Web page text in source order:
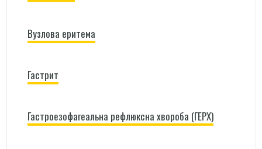
Вузлова еритема
Гастрит
Гастроезофагеальна рефлюксна хвороба (ГЕРХ)